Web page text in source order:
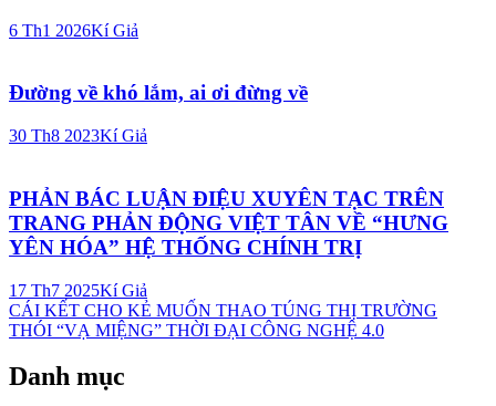
6 Th1 2026Kí Giả
Đường về khó lắm, ai ơi đừng về
30 Th8 2023Kí Giả
PHẢN BÁC LUẬN ĐIỆU XUYÊN TẠC TRÊN
TRANG PHẢN ĐỘNG VIỆT TÂN VỀ “HƯNG
YÊN HÓA” HỆ THỐNG CHÍNH TRỊ
17 Th7 2025Kí Giả
Điều
hướng
bài
CÁI KẾT CHO KẺ MUỐN THAO TÚNG THỊ TRƯỜNG
THÓI “VẠ MIỆNG” THỜI ĐẠI CÔNG NGHỆ 4.0
Danh mục